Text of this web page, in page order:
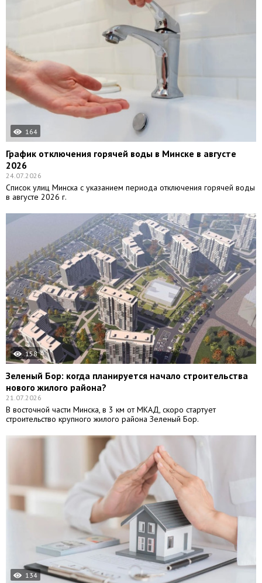
164
График отключения горячей воды в Минске в августе
2026
24.07.2026
Список улиц Минска с указанием периода отключения горячей воды
в августе 2026 г.
158
Зеленый Бор: когда планируется начало строительства
нового жилого района?
21.07.2026
В восточной части Минска, в 3 км от МКАД, скоро стартует
строительство крупного жилого района Зеленый Бор.
134